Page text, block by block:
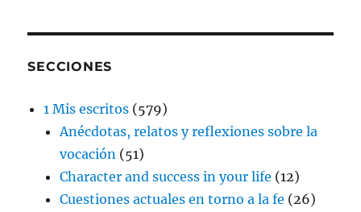
SECCIONES
1 Mis escritos (579)
Anécdotas, relatos y reflexiones sobre la
vocación (51)
Character and success in your life (12)
Cuestiones actuales en torno a la fe (26)